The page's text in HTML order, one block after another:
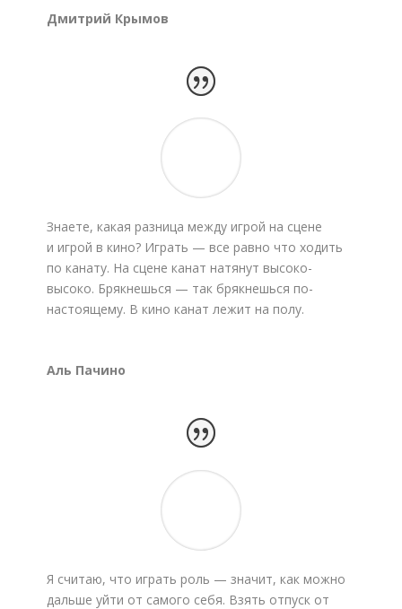
Дмитрий Крымов
Знаете, какая разница между игрой на сцене
и игрой в кино? Играть — все равно что ходить
по канату. На сцене канат натянут высоко-
высоко. Брякнешься — так брякнешься по-
настоящему. В кино канат лежит на полу.
Аль Пачино
Я считаю, что играть роль — значит, как можно
дальше уйти от самого себя. Взять отпуск от